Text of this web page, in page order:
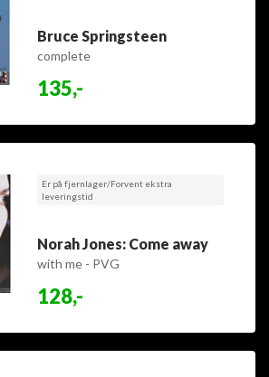
Bruce Springsteen
complete
135,-
Er på fjernlager/Forvent ekstra
leveringstid
Norah Jones: Come away
with me - PVG
128,-